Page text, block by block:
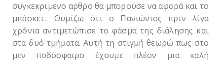
συγκεκριμενο αρθρο θα μπορούσε να αφορά και το
μπάσκετ.. Θυμίζω ότι ο Πανιώνιος πριν λίγα
χρόνια αντιμετώπισε το φάσμα της διάλησης και
στα δυό τμήματα. Αυτή τη στιγμή θεωρώ πως στο
μεν ποδόσφαιρο έχουμε πλέον μια καλή